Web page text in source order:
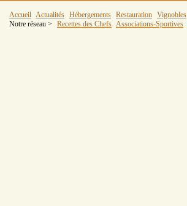
Accueil Actualités Hébergements Restauration Vignobles
Notre réseau >
Recettes des Chefs Associations-Sportives